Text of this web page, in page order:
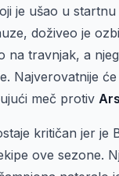
je ušao u
doživeo je
na travnjak, a
Najverovatnije
meč protiv
kritičan jer je
ove sezone.